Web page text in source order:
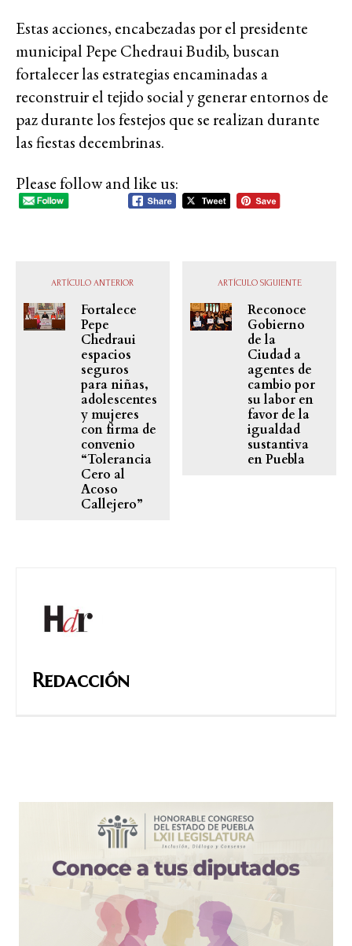
Estas acciones, encabezadas por el presidente
municipal Pepe Chedraui Budib, buscan
fortalecer las estrategias encaminadas a
reconstruir el tejido social y generar entornos de
paz durante los festejos que se realizan durante
las fiestas decembrinas.
Please follow and like us:
ARTÍCULO ANTERIOR
Fortalece
Pepe
Chedraui
espacios
seguros
para niñas,
adolescentes
y mujeres
con firma de
convenio
“Tolerancia
Cero al
Acoso
Callejero”
ARTÍCULO SIGUIENTE
Reconoce
Gobierno
de la
Ciudad a
agentes de
cambio por
su labor en
favor de la
igualdad
sustantiva
en Puebla
Redacción